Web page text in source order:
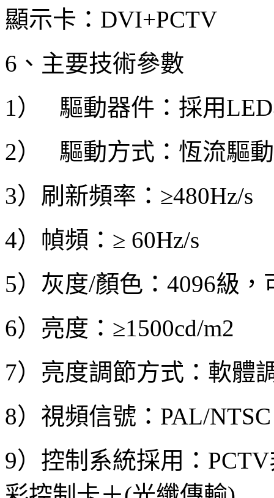
顯示卡：DVI+PCTV
6、主要技術參數
1） 驅動器件：採用
2） 驅動方式：恆流驅動
3）刷新頻率：≥480Hz/s
4）幀頻：≥ 60Hz/s
5）灰度/顏色：4096級
6）亮度：≥1500cd/m2
7）亮度調節方式：軟體
8）視頻信號：PAL/NTSC
9）控制系統採用：